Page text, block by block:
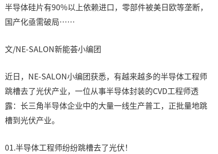
半导体硅片有90%以上依赖进口，零部件被美日欧等垄断，
国产化亟需破局……
文/NE-SALON新能荟小编团
近日，NE-SALON小编团获悉，有越来越多的半导体工程师
跳槽去了光伏产业，一位从事半导体封装的CVD工程师透
露：长三角半导体企业中的大量一线生产普工，正批量地跳
槽到光伏产业。
01.半导体工程师纷纷跳槽去了光伏！